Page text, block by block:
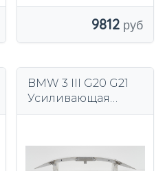
9812
BMW 3 III G20 G21
Усиливающая